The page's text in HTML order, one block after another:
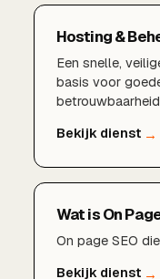
Hosting &
Een snelle,
basis voor
website altijd
Wat is On
On page SEO